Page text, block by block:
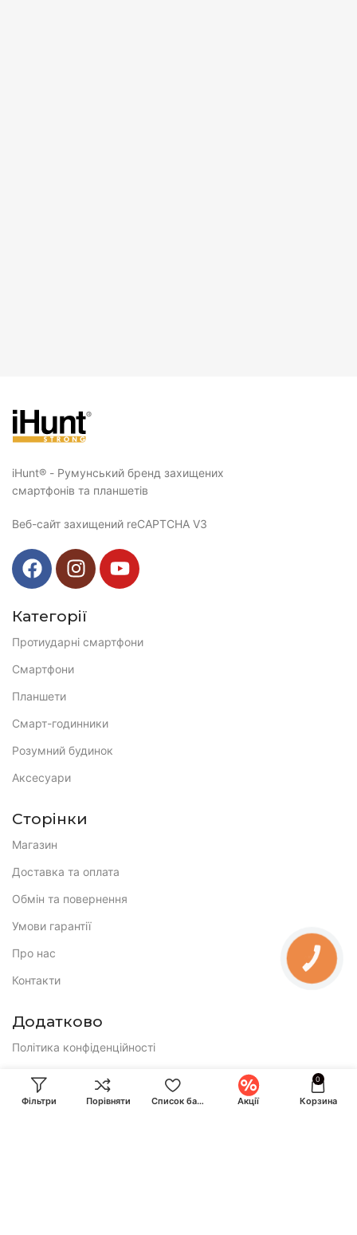
iHunt® - Румунський бренд захищених
смартфонів та планшетів
Веб-сайт захищений reCAPTCHA V3
Категорії
Протиударні смартфони
Смартфони
Планшети
Смарт-годинники
Розумний будинок
Аксесуари
Сторінки
Магазин
Доставка та оплата
Обмін та повернення
Умови гарантії
Про нас
Контакти
Додатково
Політика конфіденційності
Публічна оферта
Фільтри Порівняти Список бажань Акції
0
Корзина
КНОПКА
ЗВ'ЯЗКУ